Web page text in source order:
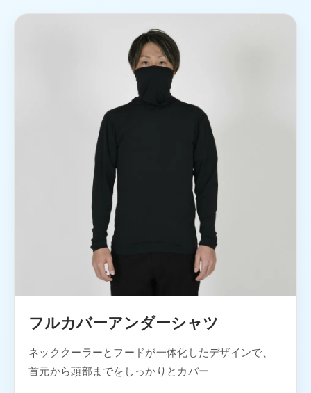
フルカバーアンダーシャツ
ネッククーラーとフードが一体化したデザインで、
首元から頭部までをしっかりとカバー